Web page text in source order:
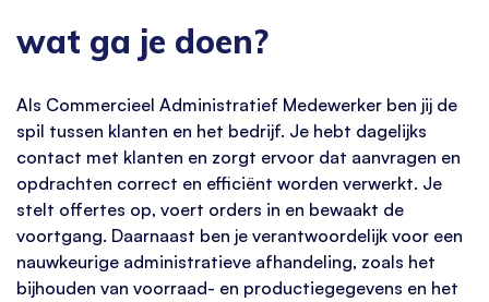
wat ga je doen?
Als Commercieel Administratief Medewerker ben jij de
spil tussen klanten en het bedrijf. Je hebt dagelijks
contact met klanten en zorgt ervoor dat aanvragen en
opdrachten correct en efficiënt worden verwerkt. Je
stelt offertes op, voert orders in en bewaakt de
voortgang. Daarnaast ben je verantwoordelijk voor een
nauwkeurige administratieve afhandeling, zoals het
bijhouden van voorraad- en productiegegevens en het